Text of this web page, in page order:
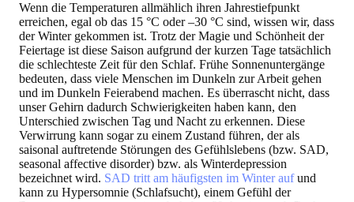
Wenn die Temperaturen allmählich ihren Jahrestiefpunkt
erreichen, egal ob das 15 °C oder –30 °C sind, wissen wir, dass
der Winter gekommen ist. Trotz der Magie und Schönheit der
Feiertage ist diese Saison aufgrund der kurzen Tage tatsächlich
die schlechteste Zeit für den Schlaf. Frühe Sonnenuntergänge
bedeuten, dass viele Menschen im Dunkeln zur Arbeit gehen
und im Dunkeln Feierabend machen. Es überrascht nicht, dass
unser Gehirn dadurch Schwierigkeiten haben kann, den
Unterschied zwischen Tag und Nacht zu erkennen. Diese
Verwirrung kann sogar zu einem Zustand führen, der als
saisonal auftretende Störungen des Gefühlslebens (bzw. SAD,
seasonal affective disorder) bzw. als Winterdepression
bezeichnet wird. SAD tritt am häufigsten im Winter aufund
kann zu Hypersomnie (Schlafsucht), einem Gefühl der